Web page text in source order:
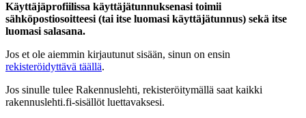
Käyttäjäprofiilissa käyttäjätunnuksenasi toimii
sähköpostiosoitteesi (tai itse luomasi käyttäjätunnus) sekä itse
luomasi salasana.
Jos et ole aiemmin kirjautunut sisään, sinun on ensin
rekisteröidyttävä täällä.
Jos sinulle tulee Rakennuslehti, rekisteröitymällä saat kaikki
rakennuslehti.fi-sisällöt luettavaksesi.